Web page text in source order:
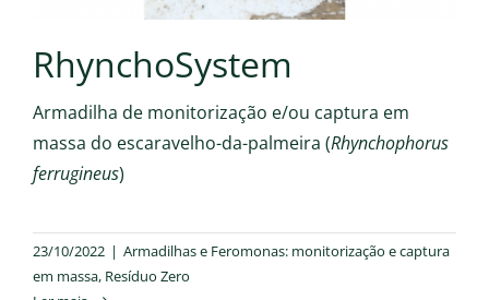
RhynchoSystem
Armadilha de monitorização e/ou captura em
massa do escaravelho-da-palmeira (Rhynchophorus
ferrugineus)
23/10/2022 | Armadilhas e Feromonas: monitorização e captura
em massa, Resíduo Zero